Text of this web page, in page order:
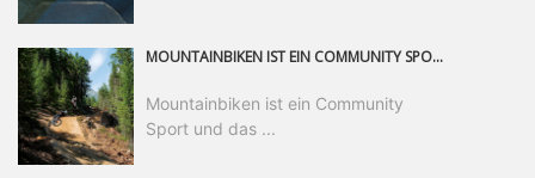
MOUNTAINBIKEN IST EIN COMMUNITY SPORT UND DAS BEWEIST SICH IN DER BIKE REPUBLIC SÖLDEN GERADE EINDRUCKSVOLL AUF ALLEN LEVELN. FREERIDE PROFI, SHAPERIN UND FRISCH GEWÄHLTE SWATCH NINES MVP VERO SANDLER IST BEGEISTERT VON DER VIELFALT DER BIKE DESTINATION, DER NEUEN JUMPLINE UND PLÄDIERT FÜR MUT BEI (FRAUEN) COMMUNITIES. VERO UND IHR VERLOBTER SAM HODGES VERBRINGEN MEHRERE MONATE IN DER BIKE REPUBLIC UND LASSEN UNS DARAN TEILHABEN. UM COMMUNITY GEHT ES AUCH BEI DER PARTNERSCHAFT ZWISCHEN SÖLDEN UND DEM NEUEN RIDERS PARK DONOVALY IN DER SLOWAKEI: DER DORTIGE TOURISMUSDIREKTOR JIRI PEC IST ÜBERZEUGT: VON MEHR BIKEPARKS PROFITIERT DIE GANZE MTB-SZENE – UND MIT DOMINIK LINSER, GESCHÄFTSFÜHRER DER BRS, HAT ER DAMIT DEN PERFEKTEN PARTNER GEFUNDEN.
Mountainbiken ist ein Community
Sport und das ...